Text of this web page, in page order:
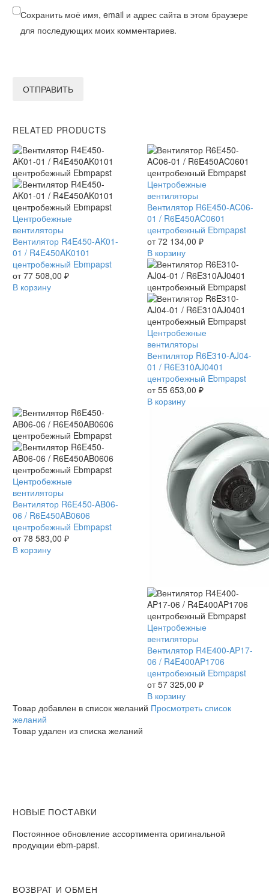
Сохранить моё имя, email и адрес сайта в этом браузере
для последующих моих комментариев.
ОТПРАВИТЬ
RELATED PRODUCTS
Вентилятор
R4E450-
AK01-
01
/
R4E450AK0101
центробежный
Центробежные
вентиляторы
Вентилятор R4E450-AK01-
01 / R4E450AK0101
центробежный Ebmpapst
от77 508,00 ₽
В корзину
Вентилятор
R6E450-
AC06-
01
/
R6E450AC0601
центробежный
Ebmpapst
Центробежные
вентиляторы
Вентилятор R6E450-AC06-
01 / R6E450AC0601
центробежный Ebmpapst
от72 134,00 ₽
В корзину
Вентилятор
R6E310-
AJ04-
01
/
R6E310AJ0401
центробежный
Центробежные
вентиляторы
Вентилятор R6E310-AJ04-
01 / R6E310AJ0401
центробежный Ebmpapst
от55 653,00 ₽
В корзину
Вентилятор
R6E450-
AB06-
06
/
R6E450AB0606
центробежный
Центробежные
вентиляторы
Вентилятор R6E450-AB06-
06 / R6E450AB0606
центробежный Ebmpapst
от78 583,00 ₽
В корзину
Вентилятор
R4E400-
AP17-
06
/
R4E400AP1706
центробежный
Ebmpapst
Центробежные
вентиляторы
Вентилятор R4E400-AP17-
06 / R4E400AP1706
центробежный Ebmpapst
от57 325,00 ₽
В корзину
Товар добавлен в список желаний Просмотреть список
желаний
Товар удален из списка желаний
НОВЫЕ ПОСТАВКИ
Постоянное обновление ассортимента оригинальной
продукции ebm-papst.
ВОЗВРАТ И ОБМЕН